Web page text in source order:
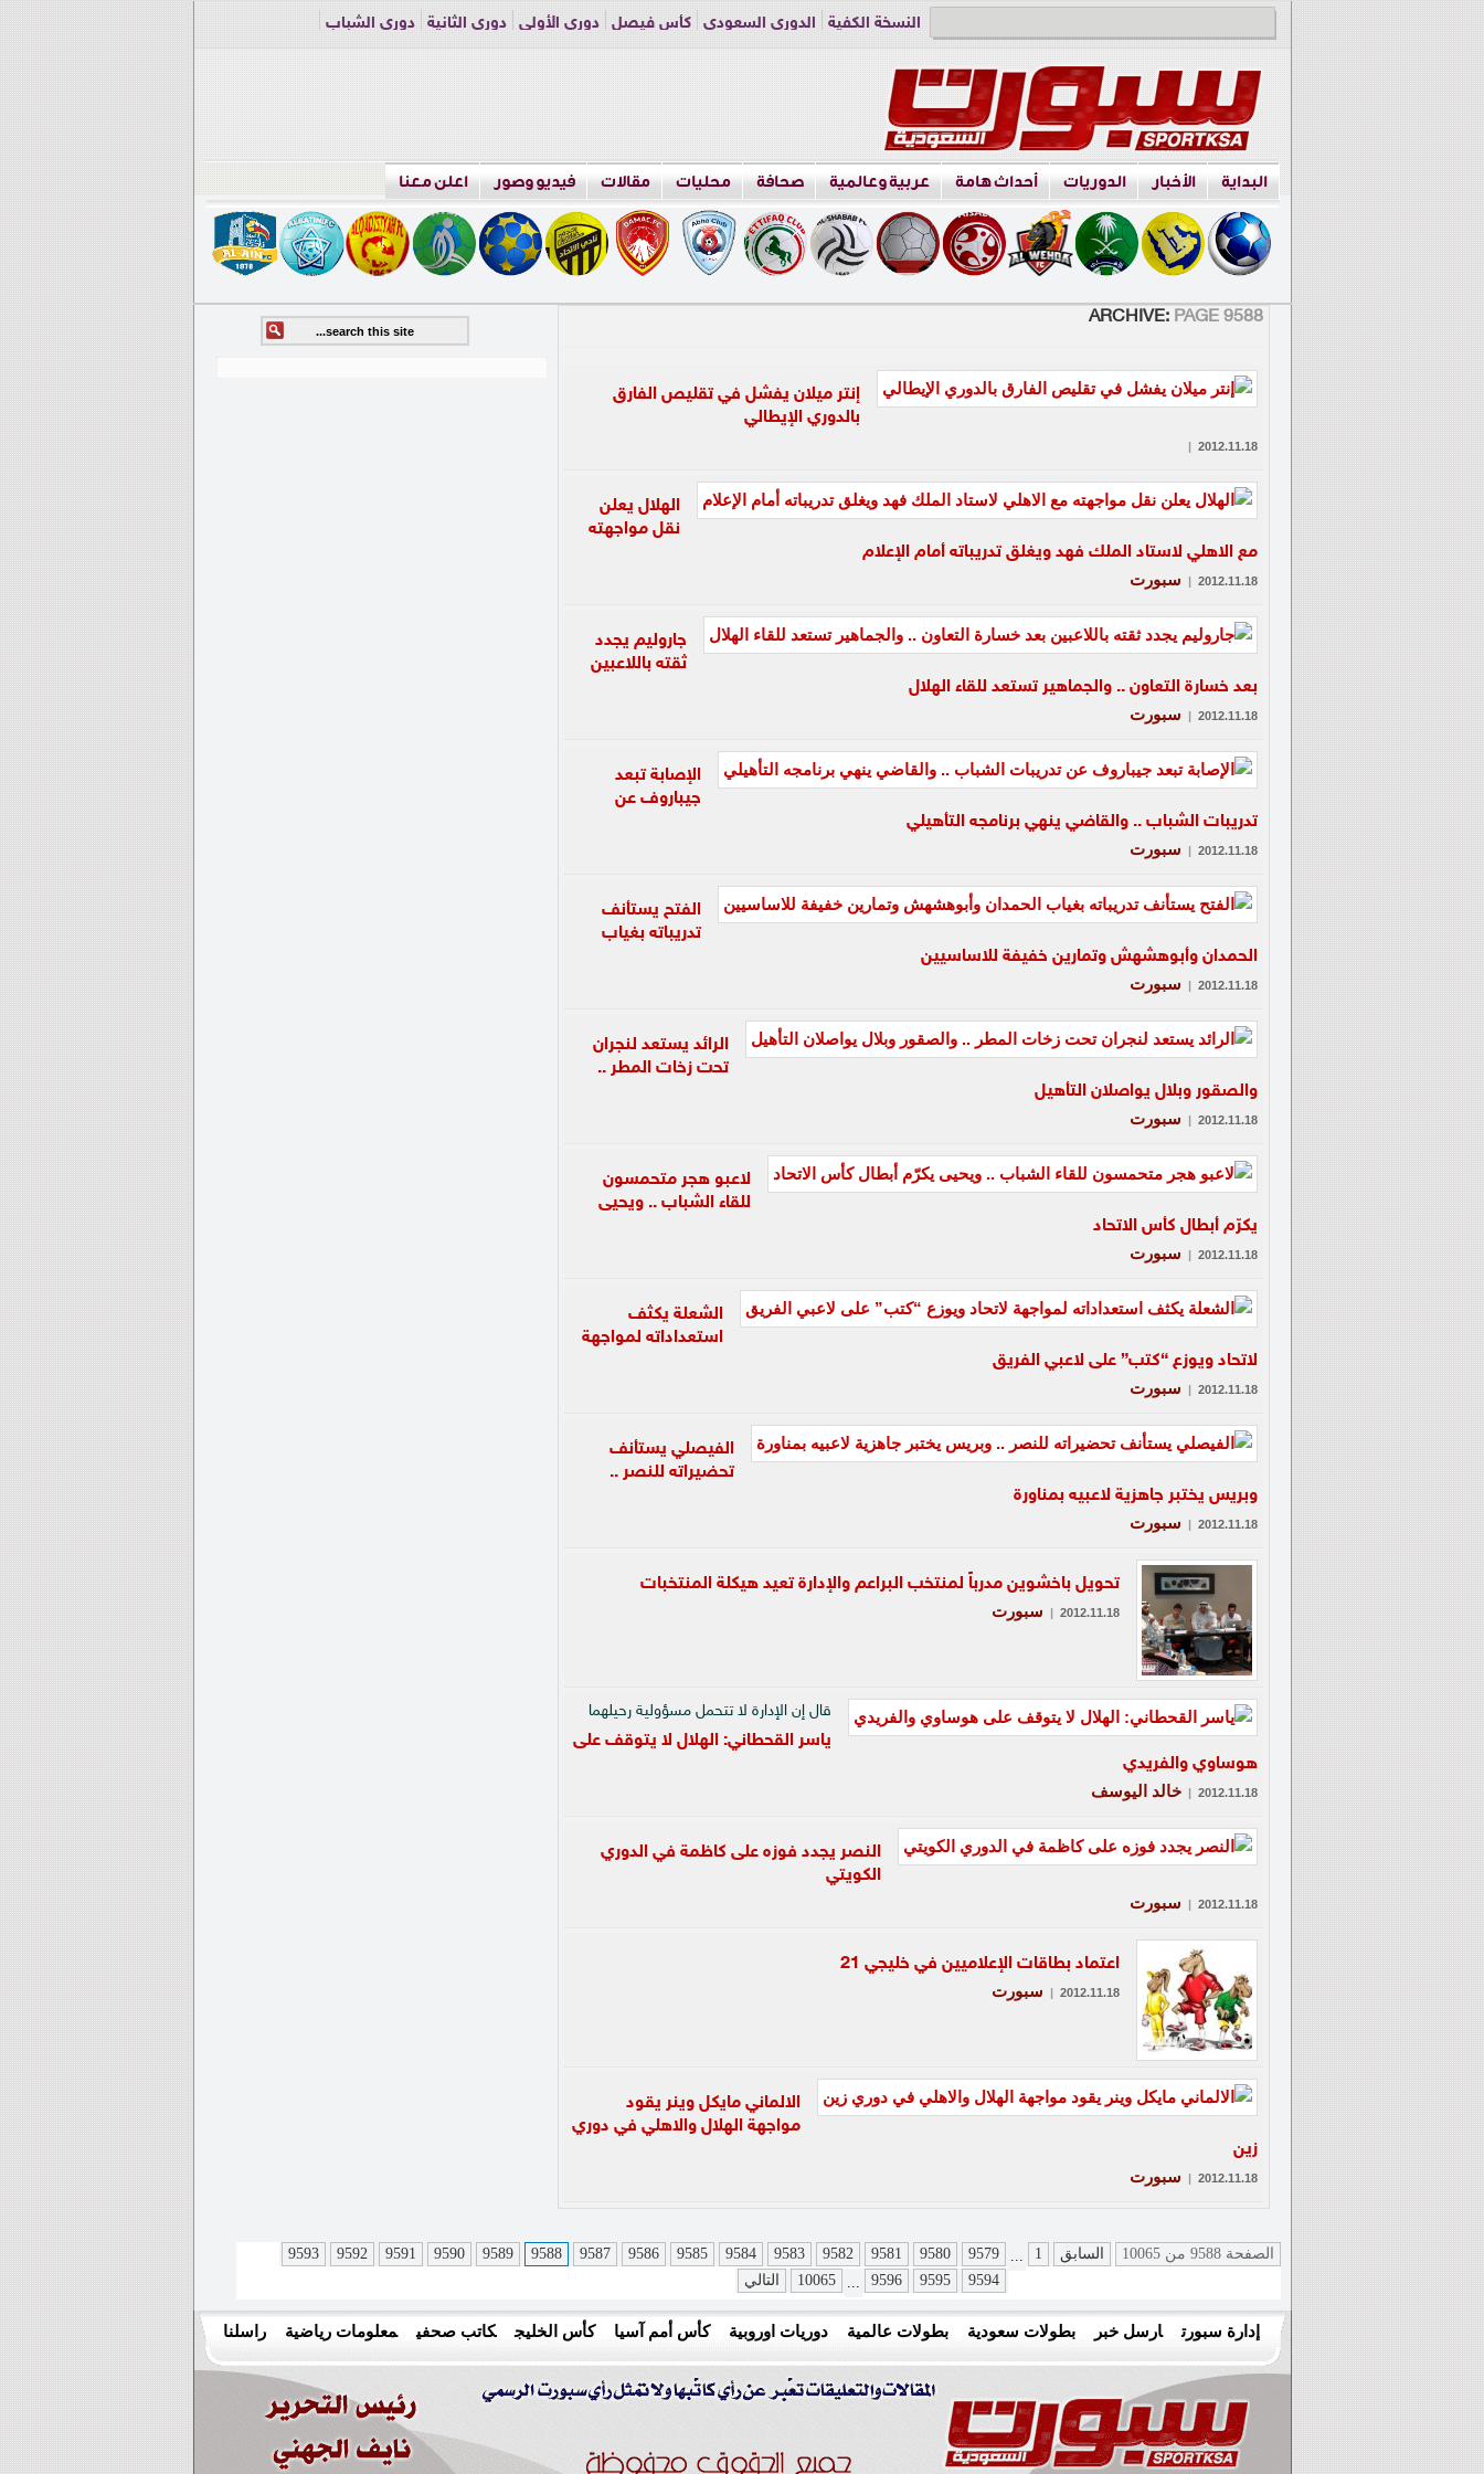
النسخة الكفية الدوري السعودي كأس فيصل دوري الأولى دوري الثانية
دوري الشباب
البداية الأخبار الدوريات أحداث هامة عربية وعالمية صحافة محليات مقالات فيديو وصور اعلن معنا
ARCHIVE: PAGE 9588
إنتر ميلان يفشل في تقليص الفارق
بالدوري الإيطالي
2012.11.18
|
الهلال يعلن
نقل مواجهته
مع الاهلي لاستاد الملك فهد ويغلق تدريباته أمام الإعلام
2012.11.18
| سبورت
جاروليم يجدد
ثقته باللاعبين
بعد خسارة التعاون .. والجماهير تستعد للقاء الهلال
2012.11.18
| سبورت
الإصابة تبعد
جيباروف عن
تدريبات الشباب .. والقاضي ينهي برنامجه التأهيلي
2012.11.18
| سبورت
الفتح يستأنف
تدريباته بغياب
الحمدان وأبوهشهش وتمارين خفيفة للاساسيين
2012.11.18
| سبورت
الرائد يستعد لنجران
تحت زخات المطر ..
والصقور وبلال يواصلان التأهيل
2012.11.18
| سبورت
لاعبو هجر متحمسون
للقاء الشباب .. ويحيى
يكرّم أبطال كأس الاتحاد
2012.11.18
| سبورت
الشعلة يكثف
استعداداته لمواجهة
لاتحاد ويوزع “كتب” على لاعبي الفريق
2012.11.18
| سبورت
الفيصلي يستأنف
تحضيراته للنصر ..
وبريس يختبر جاهزية لاعبيه بمناورة
2012.11.18
| سبورت
تحويل باخشوين مدرباً لمنتخب البراعم والإدارة تعيد هيكلة المنتخبات
2012.11.18
| سبورت
قال إن الإدارة لا تتحمل مسؤولية رحيلهما
ياسر القحطاني: الهلال لا يتوقف على
هوساوي والفريدي
2012.11.18
| خالد اليوسف
النصر يجدد فوزه على كاظمة في الدوري
الكويتي
2012.11.18
| سبورت
اعتماد بطاقات الإعلاميين في خليجي 21
2012.11.18
| سبورت
الالماني مايكل وينر يقود
مواجهة الهلال والاهلي في دوري
زين
2012.11.18
| سبورت
الصفحة 9588 من 10065 السابق 1
...
9579
9580
9581
9582
9583
9584
9585
9586
9587
9588
9589
9590
9591
9592
9593
9594
9595
9596
...
10065 التالي
إدارة سبورت ارسل خبر بطولات سعودية بطولات عالمية دوريات اوروبية كأس أمم آسيا كأس الخليج كاتب صحفي معلومات رياضية راسلنا